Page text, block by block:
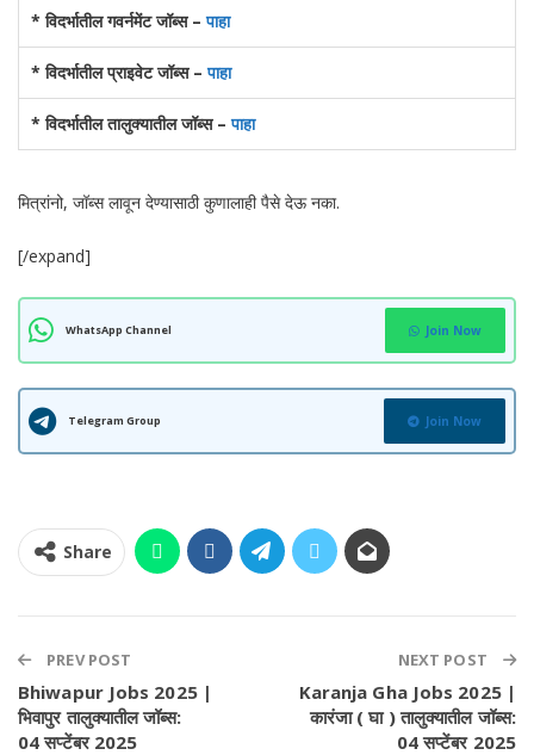
* विदर्भातील गवर्नमेंट जॉब्स –पाहा
* विदर्भातील प्राइवेट जॉब्स –पाहा
* विदर्भातील तालुक्यातील जॉब्स –पाहा
मित्रांनो, जॉब्स लावून देण्यासाठी कुणालाही पैसे देऊ नका.
[/expand]
WhatsApp Channel Join Now
Telegram Group Join Now
Share
PREV POST
Bhiwapur Jobs 2025 |
भिवापुर तालुक्यातील जॉब्स:
04 सप्टेंबर 2025
NEXT POST
Karanja Gha Jobs 2025 |
कारंजा ( घा ) तालुक्यातील जॉब्स:
04 सप्टेंबर 2025